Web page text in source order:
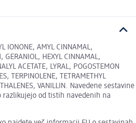
IONONE, AMYL CINNAMAL,
GERANIOL, HEXYL CINNAMAL,
ACETATE, LYRAL, POGOSTEMON
TERPINOLENE, TETRAMETHYL
VANILLIN. Navedene sestavine
razlikujejo od tistih navedenih na